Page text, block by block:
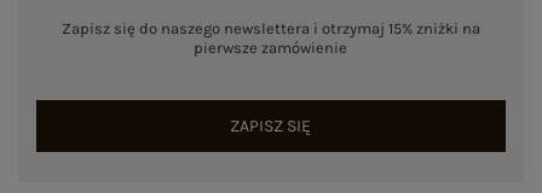
Zapisz się do naszego newslettera i otrzymaj 15% zniżki na
pierwsze zamówienie
ZAPISZ SIĘ